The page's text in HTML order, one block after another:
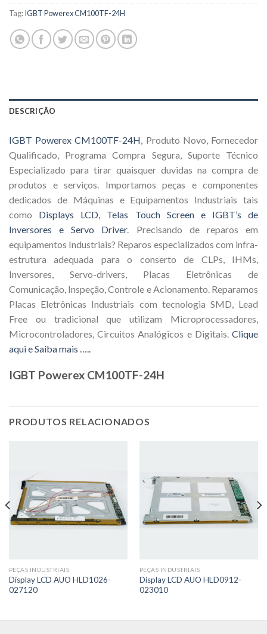
Tag:IGBT Powerex CM100TF-24H
DESCRIÇÃO
IGBT Powerex CM100TF-24H , Produto Novo, Fornecedor
Qualificado, Programa Compra Segura, Suporte Técnico
Especializado para tirar quaisquer duvidas na compra de
produtos e serviços. Importamos peças e componentes
dedicados de Máquinas e Equipamentos Industriais tais
como Displays LCD, Telas Touch Screen e IGBT’s de
Inversores e Servo Driver. Precisando de reparos em
equipamentos Industriais? Reparos especializados com infra-
estrutura adequada para o conserto de CLPs, IHMs,
Inversores, Servo-drivers, Placas Eletrônicas de
Comunicação, Inspeção, Controle e Acionamento. Reparamos
Placas Eletrônicas Industriais com tecnologia SMD, Lead
Free ou tradicional que utilizam Microprocessadores,
Microcontroladores, Circuitos Analógicos e Digitais. Clique
aqui e Saiba mais …..
IGBT Powerex CM100TF-24H
PRODUTOS RELACIONADOS
PEÇAS INDUSTRIAIS
Display LCD AUO HLD1026-
027120
PEÇAS INDUSTRIAIS
Display LCD AUO HLD0912-
023010